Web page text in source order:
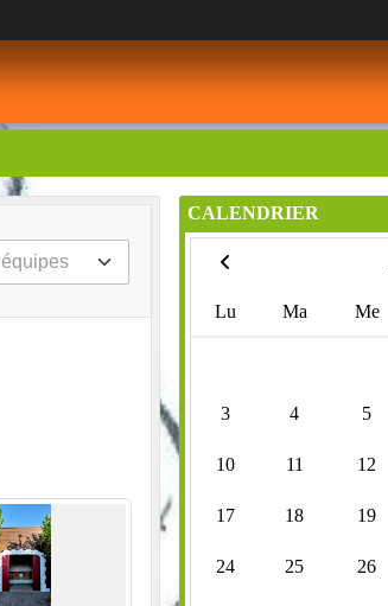
CALENDRIER
Lu Ma Me
3 4 5
10 11 12
17 18 19
24 25 26